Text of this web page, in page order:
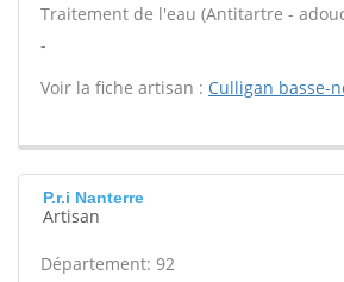
Traitement de l'eau (Antitartre -
-
Voir la fiche artisan : Culligan basse-
P.r.i Nanterre
Artisan
Département: 92